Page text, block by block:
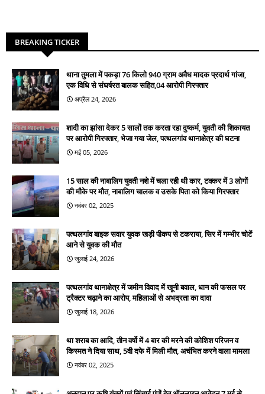
BREAKING TICKER
थाना तुमला में पकड़ा 76 किलो 940 ग्राम अवैध मादक प्रदार्थ गांजा,
एक विधि से संघर्षरत बालक सहित,04 आरोपी गिरफ्तार
अप्रैल 24, 2026
शादी का झांसा देकर 5 सालों तक करता रहा दुष्कर्म, युवती की शिकायत
पर आरोपी गिरफ्तार, भेजा गया जेल, पत्थलगांव थानाक्षेत्र की घटना
मई 05, 2026
15 साल की नाबालिग युवती नशे में चला रही थी कार, टक्कर में 3 लोगों
की मौके पर मौत, नाबालिग चालक व उसके पिता को किया गिरफ्तार
नवंबर 02, 2025
पत्थलगांव बाइक सवार युवक खड़ी पीकप से टकराया, सिर में गम्भीर चोटें
आने से युवक की मौत
जुलाई 24, 2026
पत्थलगांव थानाक्षेत्र में जमीन विवाद में खूनी बवाल, धान की फसल पर
ट्रैक्टर चढ़ाने का आरोप, महिलाओं से अभद्रता का दावा
जुलाई 18, 2026
था शराब का आदि, तीन वर्षो में 4 बार की मरने की कोशिश परिजन व
किस्मत ने दिया साथ, 5वी दफे में मिली मौत, अचंभित करने वाला मामला
नवंबर 02, 2025